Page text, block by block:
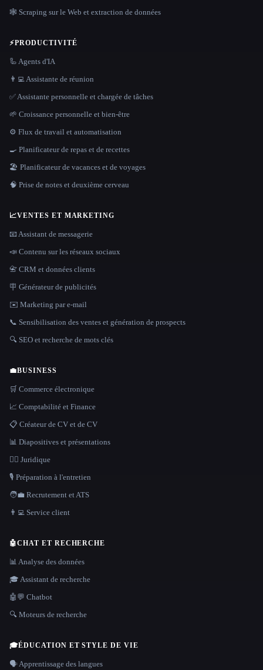
🕸️ Scraping sur le Web et extraction de données
⚡PRODUCTIVITÉ
🦾 Agents d'IA
👨‍💻 Assistante de réunion
✅ Assistante personnelle et chargée de tâches
🌱 Croissance personnelle et bien-être
⚙️ Flux de travail et automatisation
🍳 Planificateur de repas et de recettes
🏖 Planificateur de vacances et de voyages
🧠 Prise de notes et deuxième cerveau
📈VENTES ET MARKETING
📧 Assistant de messagerie
📣 Contenu sur les réseaux sociaux
📇 CRM et données clients
🪧 Générateur de publicités
✉️ Marketing par e-mail
📞 Sensibilisation des ventes et génération de prospects
🔍 SEO et recherche de mots clés
💼BUSINESS
🛒 Commerce électronique
📈 Comptabilité et Finance
📋 Créateur de CV et de CV
📊 Diapositives et présentations
👩‍⚖️ Juridique
🎙️ Préparation à l'entretien
🧑‍💼 Recrutement et ATS
👨‍💻 Service client
🤖CHAT ET RECHERCHE
📊 Analyse des données
🎓 Assistant de recherche
🤖💬 Chatbot
🔍 Moteurs de recherche
🎓ÉDUCATION ET STYLE DE VIE
🗣️ Apprentissage des langues